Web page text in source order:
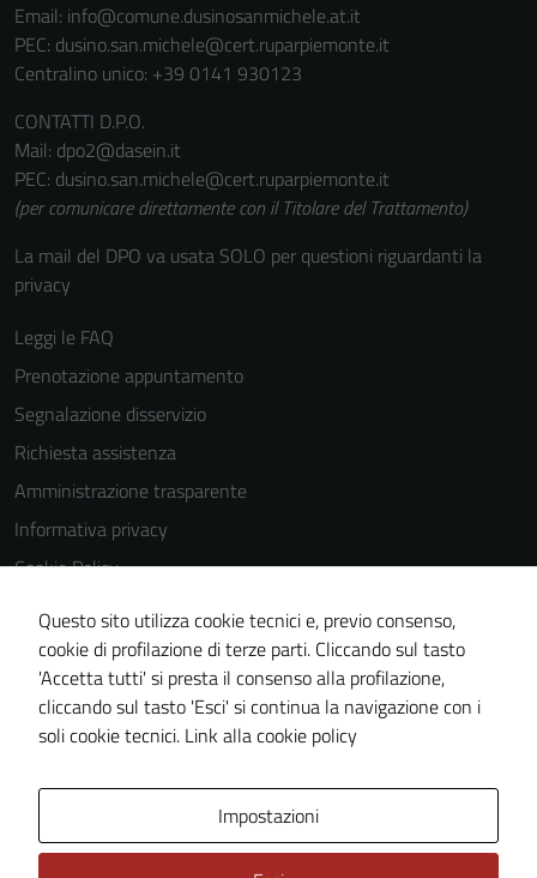
Email: info@comune.dusinosanmichele.at.it
PEC: dusino.san.michele@cert.ruparpiemonte.it
Centralino unico: +39 0141 930123
CONTATTI D.P.O.
Mail: dpo2@dasein.it
PEC: dusino.san.michele@cert.ruparpiemonte.it
(per comunicare direttamente con il Titolare del Trattamento)
La mail del DPO va usata SOLO per questioni riguardanti la
privacy
Leggi le FAQ
Prenotazione appuntamento
Segnalazione disservizio
Richiesta assistenza
Amministrazione trasparente
Informativa privacy
Cookie Policy
Note legali
Dichiarazione di accessibilità
Obiettivi di accessibilità
Piano di miglioramento del sito
Questo sito utilizza cookie tecnici e, previo consenso,
cookie di profilazione di terze parti. Cliccando sul tasto
'Accetta tutti' si presta il consenso alla profilazione,
cliccando sul tasto 'Esci' si continua la navigazione con i
soli cookie tecnici. Link alla cookie policy
Impostazioni